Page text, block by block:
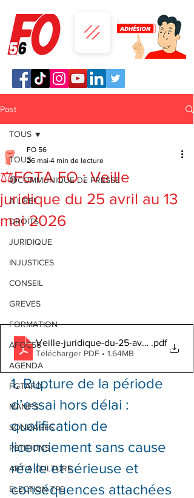
Post
TOUS
🔴COMMUNIQUE DE PRESSE
A LIRE!
DROITS
JURIDIQUE
INJUSTICES
CONSEIL
GREVES
FORMATION
AFOC56
AGENDA
FGTAFO
MANIFS
SONDAGES
PETITIONS
ART & CULTURE
ELECTION TPE
TOUS
⚖️FGTA FO : Veille
juridique du 25 avril au 13
mai 2026
FO 56
26 mai 4 min de lecture
Veille-juridique-du-25-avril-au-13-mai-
.pdf
Télécharger PDF • 1.64MB
1. Rupture de la période
d’essai hors délai :
qualification de
licenciement sans cause
réelle et sérieuse et
conséquences attachées